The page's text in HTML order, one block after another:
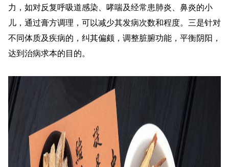
力，如对反复呼吸道感染、哮喘及经常患肺炎、鼻炎的小
儿，通过膏方调理，可以减少其发病次数和程度。三是针对
不同体质及疾病的，纠其偏颇，调整脏腑功能，平衡阴阳，
达到治病求本的目的。